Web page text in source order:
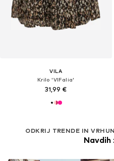
VILA
Krilo 'VIFalia'
31,99 €
ODKRIJ TRENDE IN
Navdih